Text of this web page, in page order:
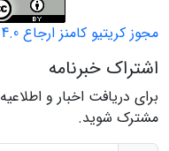
مجوز کریتیو کامنز ارجاع 4.0 بین‌المللی
اشتراک خبرنامه
برای دریافت اخبار و
مشترک شوید.